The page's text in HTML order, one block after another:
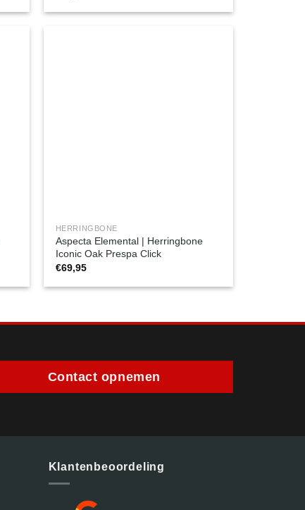
HERRINGBONE
Aspecta Elemental | Herringbone
Iconic Oak Prespa Click
€69,95
Contact opnemen
Klantenbeoordeling